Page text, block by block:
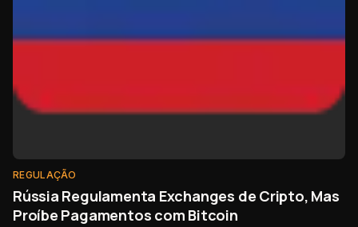
REGULAÇÃO
Rússia Regulamenta Exchanges de Cripto, Mas
Proíbe Pagamentos com Bitcoin